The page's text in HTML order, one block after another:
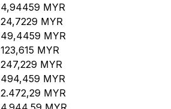
4,94459 MYR
24,7229 MYR
49,4459 MYR
123,615 MYR
247,229 MYR
494,459 MYR
2.472,29 MYR